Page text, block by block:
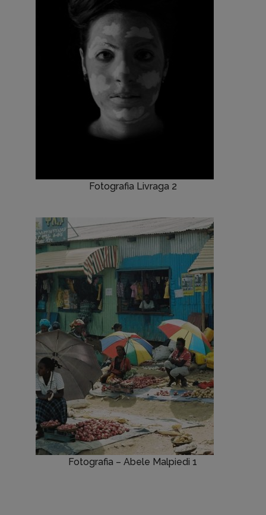
Fotografia Livraga 2
Fotografia – Abele Malpiedi 1